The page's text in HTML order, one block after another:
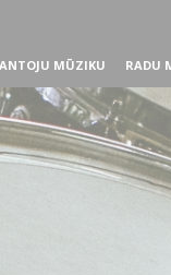
MŪZIKU RADU